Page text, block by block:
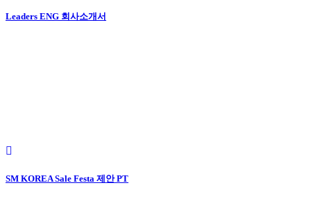
Leaders ENG 회사소개서
SM KOREA Sale Festa 제안 PT